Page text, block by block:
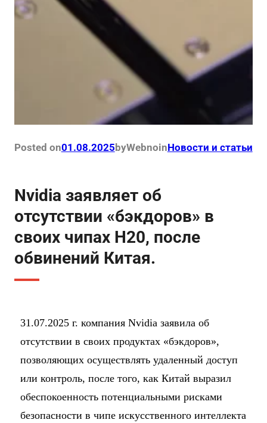
Posted on01.08.2025 byWebnoinНовости и статьи
Nvidia заявляет об
отсутствии «бэкдоров» в
своих чипах H20, после
обвинений Китая.
31.07.2025 г. компания Nvidia заявила об
отсутствии в своих продуктах «бэкдоров»,
позволяющих осуществлять удаленный доступ
или контроль, после того, как Китай выразил
обеспокоенность потенциальными рисками
безопасности в чипе искусственного интеллекта